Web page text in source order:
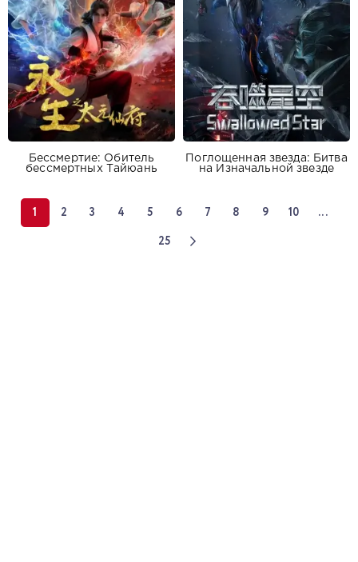
Бессмертие: Обитель
бессмертных Тайюань
Поглощенная звезда: Битва
на Изначальной звезде
1 2 3 4 5 6 7 8 9 10
...
25